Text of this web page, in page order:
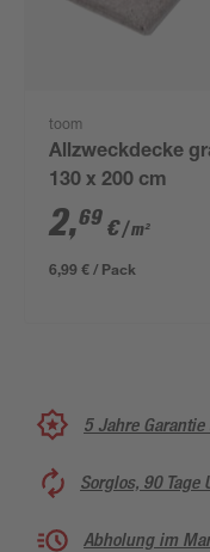
toom
Allzweckdecke
130 x 200 cm
2,69 €/ m²
6,99 € / Pack
5 Jahre
Sorglos, 90 Tage
Abholung im